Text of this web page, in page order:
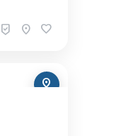
beenhere location_on favorite
pin_drop